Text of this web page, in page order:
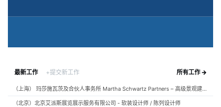
最新工作 +提交新工作 所有工作 →
（上海） 玛莎施瓦茨及合伙人事务所 Martha Schwartz Partners – 高级景观建筑师 Senior Landscape Designer / 景观建筑师 Landscape Designer
（北京）北京艾派斯展览展示服务有限公司 - 软装设计师 / 陈列设计师